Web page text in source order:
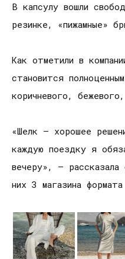
В капсулу вошли
резинке, «пижамные»
​Как отметили в
становится
коричневого,
«Шелк – хорошее
каждую поездку я
вечеру», – рассказала
них 3 магазина